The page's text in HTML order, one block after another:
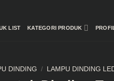
LIST KATEGORI PRODUK
DINDING / LAMPU DINDING